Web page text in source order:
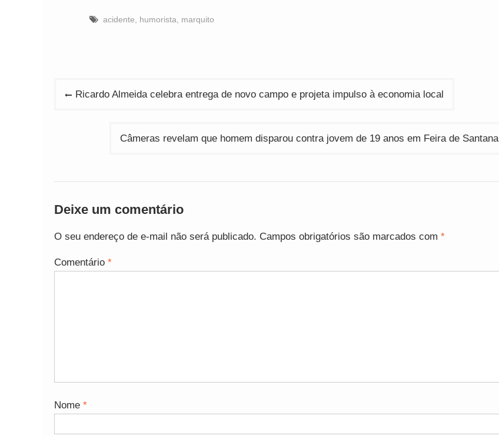
acidente humorista marquito
Navegação
Ricardo Almeida celebra entrega de novo campo e projeta impulso à economia local
Câmeras revelam que homem disparou contra jovem de 19 anos em Feira de Santana
Deixe um comentário
O seu endereço de e-mail não será publicado. Campos obrigatórios são marcados com *
Comentário *
Nome *